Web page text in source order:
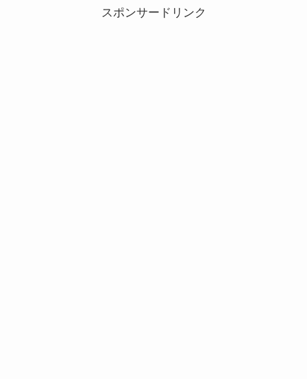
NEディズニー ツムツム（Tsum Ts...
スポンサードリンク